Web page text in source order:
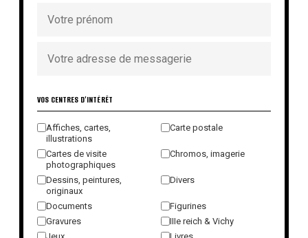
VOS CENTRES D'INTÉRÊT
Affiches, cartes,
illustrations
Carte postale
Cartes de visite
photographiques
Chromos, imagerie
Dessins, peintures,
originaux
Divers
Documents
Figurines
Gravures
IIIe reich & Vichy